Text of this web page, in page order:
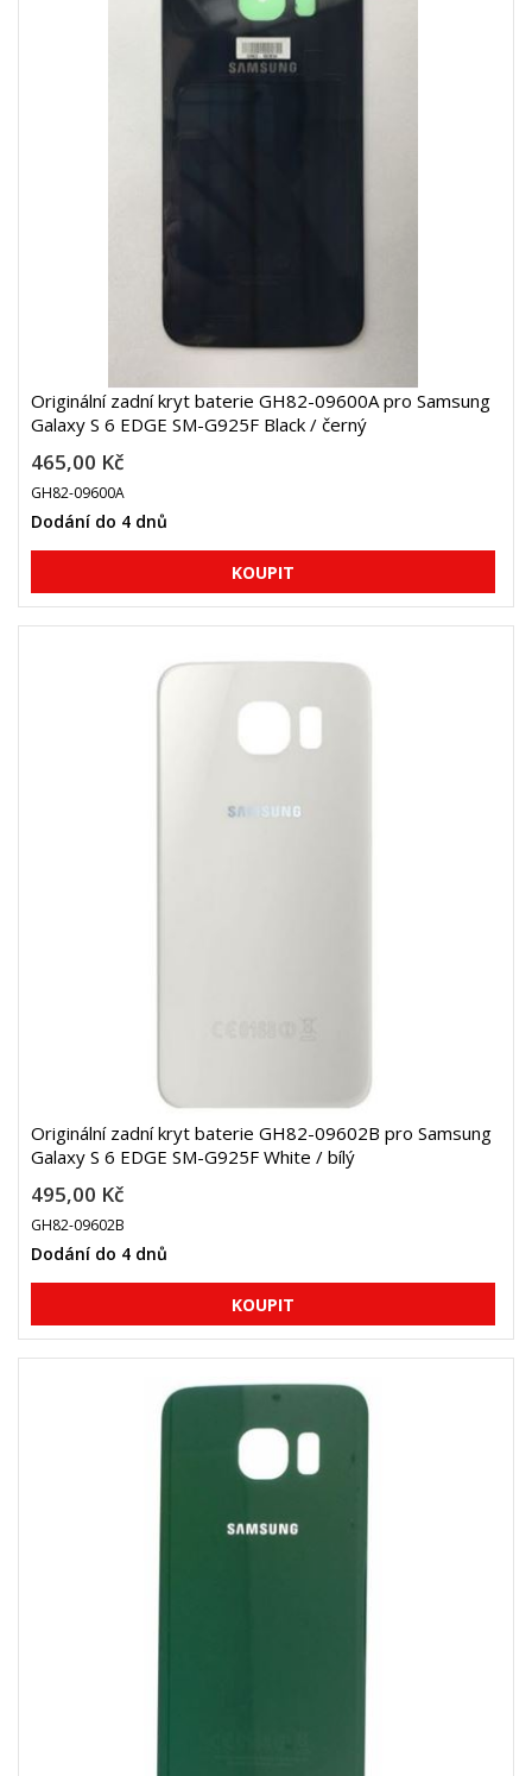
Originální zadní kryt baterie GH82-09600A pro Samsung
Galaxy S 6 EDGE SM-G925F Black / černý
465,00 Kč
GH82-09600A
Dodání do 4 dnů
Originální zadní kryt baterie GH82-09602B pro Samsung
Galaxy S 6 EDGE SM-G925F White / bílý
495,00 Kč
GH82-09602B
Dodání do 4 dnů